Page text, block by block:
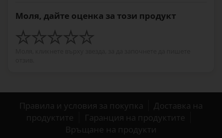
Моля, дайте оценка за този продукт
Правила и условия за покупка
Доставка на
продуктите
Гаранция на продуктите
Връщане на продукти